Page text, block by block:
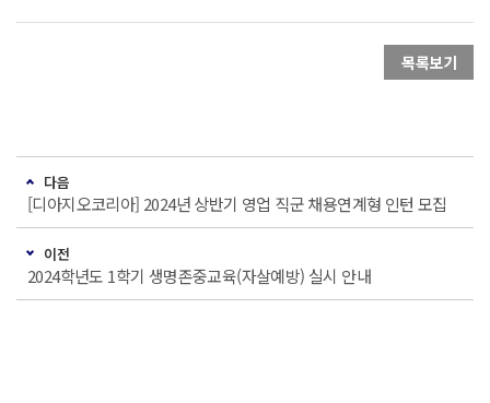
목록보기
다음
[디아지오코리아] 2024년 상반기 영업 직군 채용연계형 인턴 모집
이전
2024학년도 1학기 생명존중교육(자살예방) 실시 안내